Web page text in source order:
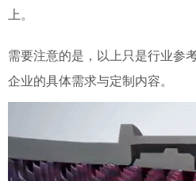
上。
需要注意的是，以上只是行业参
企业的具体需求与定制内容。